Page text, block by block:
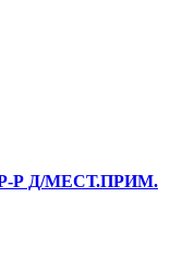
Р Д/МЕСТ.ПРИМ.